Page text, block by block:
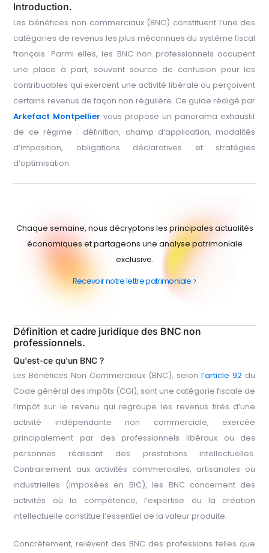
Introduction.
Les bénéfices non commerciaux (BNC) constituent l’une des
catégories de revenus les plus méconnues du système fiscal
français. Parmi elles, les BNC non professionnels occupent
une place à part, souvent source de confusion pour les
contribuables qui exercent une activité libérale ou perçoivent
certains revenus de façon non régulière. Ce guide rédigé par
Arkefact Montpellier vous propose un panorama exhaustif
de ce régime : définition, champ d’application, modalités
d’imposition, obligations déclaratives et stratégies
d’optimisation.
Chaque semaine, nous décryptons les principales actualités
économiques et partageons une analyse patrimoniale
exclusive.
Recevoir notre lettre patrimoniale >
Définition et cadre juridique des BNC non
professionnels.
Qu'est-ce qu'un BNC ?
Les Bénéfices Non Commerciaux (BNC), selonl’article 92 du
Code général des impôts (CGI), sont une catégorie fiscale de
l’impôt sur le revenu qui regroupe les revenus tirés d’une
activité indépendante non commerciale, exercée
principalement par des professionnels libéraux ou des
personnes réalisant des prestations intellectuelles.
Contrairement aux activités commerciales, artisanales ou
industrielles (imposées en BIC), les BNC concernent des
activités où la compétence, l’expertise ou la création
intellectuelle constitue l’essentiel de la valeur produite.
Concrètement, relèvent des BNC des professions telles que